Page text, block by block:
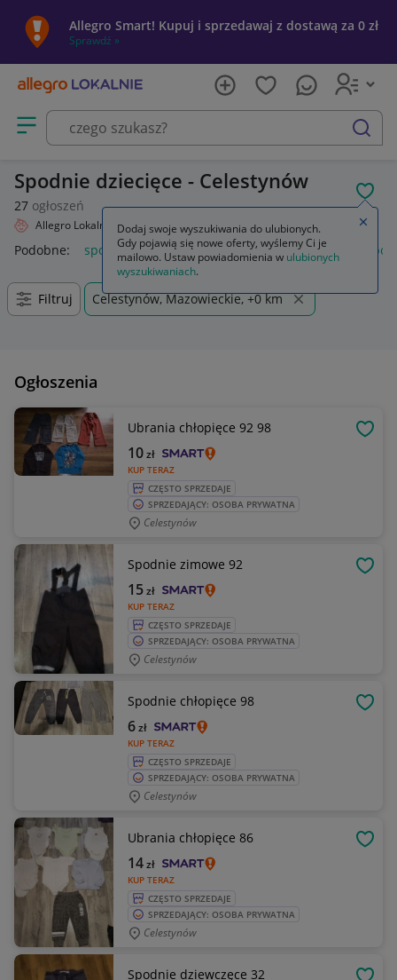
Allegro Smart! Kupuj i sprzedawaj z dostawą za 0 zł
Sprawdź »
Otwórz menu z kategoriami
szukaj
Spodnie dziecięce - Celestynów
27 ogłoszeń
Allegro Lokalnie Dziecko Odzież Spodnie
Podobne: spodnie spodnie robocze spodnie męskie
Filtruj Celestynów, Mazowieckie, +0 km
Ogłoszenia
Ubrania chłopięce 92 98
KUP TERAZ
10zł
CZĘSTO SPRZEDAJE
SPRZEDAJĄCY: OSOBA PRYWATNA
Celestynów
Spodnie zimowe 92
KUP TERAZ
15zł
CZĘSTO SPRZEDAJE
SPRZEDAJĄCY: OSOBA PRYWATNA
Celestynów
Spodnie chłopięce 98
KUP TERAZ
6zł
CZĘSTO SPRZEDAJE
SPRZEDAJĄCY: OSOBA PRYWATNA
Celestynów
Ubrania chłopięce 86
KUP TERAZ
14zł
CZĘSTO SPRZEDAJE
SPRZEDAJĄCY: OSOBA PRYWATNA
Celestynów
Spodnie dziewczęce 32
Dodaj swoje wyszukiwania do ulubionych.
Gdy pojawią się nowe oferty, wyślemy Ci je
mailowo. Ustaw powiadomienia w ulubionych
wyszukiwaniach.